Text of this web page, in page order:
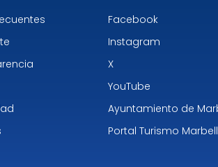
Facebook
Instagram
X
YouTube
Ayuntamiento de
Portal Turismo